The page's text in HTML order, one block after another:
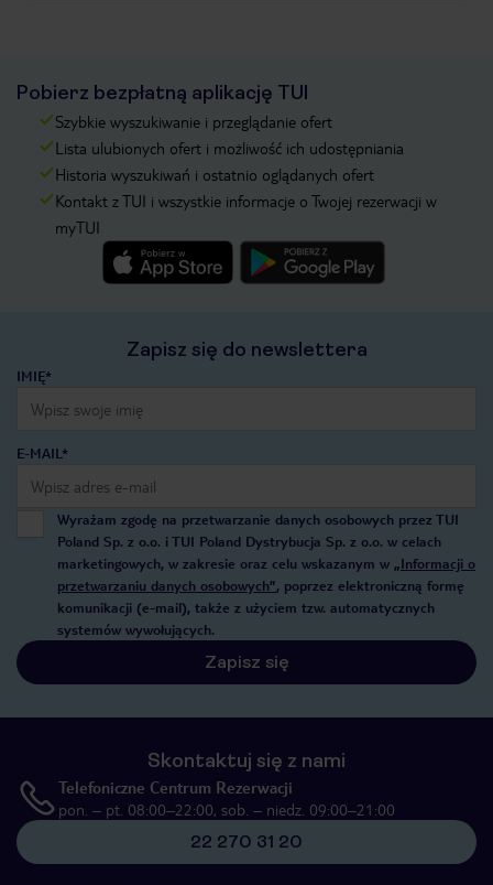
Pobierz bezpłatną aplikację TUI
Szybkie wyszukiwanie i przeglądanie ofert
Lista ulubionych ofert i możliwość ich udostępniania
Historia wyszukiwań i ostatnio oglądanych ofert
Kontakt z TUI i wszystkie informacje o Twojej rezerwacji w
myTUI
Zapisz się do newslettera
IMIĘ*
E-MAIL*
Wyrażam zgodę na przetwarzanie danych osobowych przez TUI
Poland Sp. z o.o. i TUI Poland Dystrybucja Sp. z o.o. w celach
marketingowych, w zakresie oraz celu wskazanym w „Informacji o
przetwarzaniu danych osobowych”, poprzez elektroniczną formę
komunikacji (e-mail), także z użyciem tzw. automatycznych
systemów wywołujących.
Zapisz się
Skontaktuj się z nami
Telefoniczne Centrum Rezerwacji
pon. – pt. 08:00–22:00, sob. – niedz. 09:00–21:00
22 270 31 20